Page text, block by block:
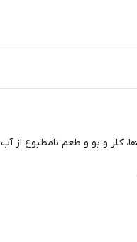
کلر و بو و طعم نامطبوع از آب